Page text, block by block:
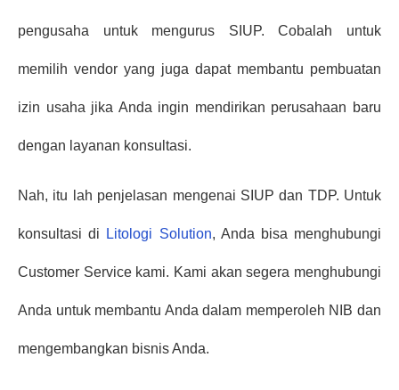
pengusaha untuk mengurus SIUP. Cobalah untuk
memilih vendor yang juga dapat membantu pembuatan
izin usaha jika Anda ingin mendirikan perusahaan baru
dengan layanan konsultasi.
Nah, itu lah penjelasan mengenai SIUP dan TDP. Untuk
konsultasi di Litologi Solution, Anda bisa menghubungi
Customer Service kami. Kami akan segera menghubungi
Anda untuk membantu Anda dalam memperoleh NIB dan
mengembangkan bisnis Anda.